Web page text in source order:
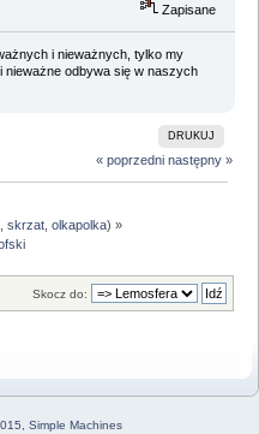
Zapisane
i nieważnych, tylko my
nieważne odbywa się w naszych
DRUKUJ
« poprzedni następny »
,skrzat ,olkapolka) »
Skocz do:
Simple Machines